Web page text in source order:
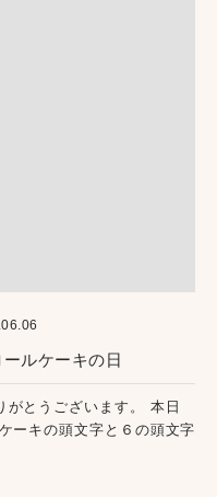
ルケーキの日
がとうございます。 本日
ーキの頭文字と６の頭文字